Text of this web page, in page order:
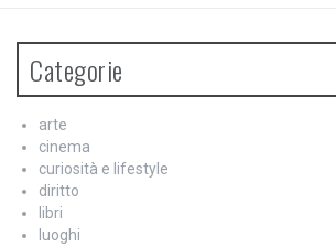
Categorie
arte
cinema
curiosità e lifestyle
diritto
libri
luoghi